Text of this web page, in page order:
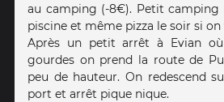
au camping (-8€). Petit camping
piscine et même pizza le soir si on
Après un petit arrêt à Evian
gourdes on prend la route de
peu de hauteur. On redescend
port et arrêt pique nique.